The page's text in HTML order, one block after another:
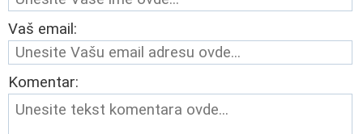
Vaš email:
Komentar: